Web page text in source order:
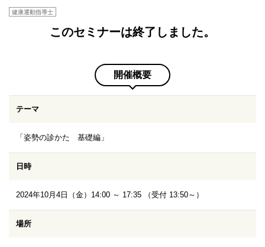
健康運動指導士
このセミナーは終了しました。
開催概要
テーマ
「姿勢の診かた 基礎編」
日時
2024年10月4日（金）14:00 ～ 17:35 （受付 13:50～）
場所